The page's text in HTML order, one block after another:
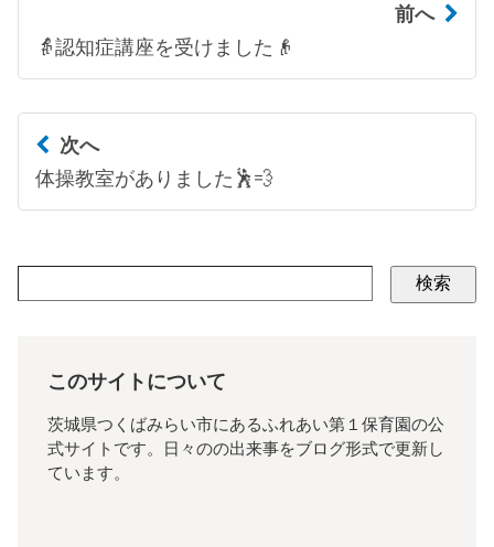
前へ
👵認知症講座を受けました👴
次へ
体操教室がありました🕺💨
検索
このサイトについて
茨城県つくばみらい市にあるふれあい第１保育園の公
式サイトです。日々のの出来事をブログ形式で更新し
ています。